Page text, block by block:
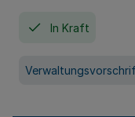
In Kraft